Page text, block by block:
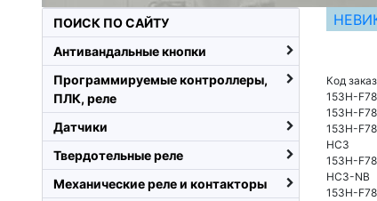
Код
153H-
153H-
153H-
HC3
153H-
HC3-NB
153H-
ПОИСК ПО САЙТУ
Антивандальные кнопки
Программируемые контроллеры,
ПЛК, реле
Датчики
Твердотельные реле
Механические реле и контакторы